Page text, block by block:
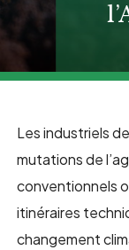
Les industriels
mutations de
conventionnels
itinéraires
changement